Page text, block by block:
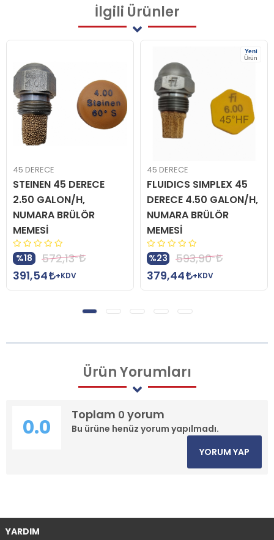
İlgili Ürünler
45 DERECE
STEINEN 45 DERECE
2.50 GALON/H,
NUMARA BRÜLÖR
MEMESİ
%18
572,13
391,54
+KDV
Yeni
Ürün
45 DERECE
FLUIDICS SIMPLEX 45
DERECE 4.50 GALON/H,
NUMARA BRÜLÖR
MEMESİ
%23
593,90
379,44
+KDV
ÜrünYorumları
Toplam 0 yorum
Bu ürüne henüz yorum yapılmadı.
0.0
YORUM YAP
YARDIM